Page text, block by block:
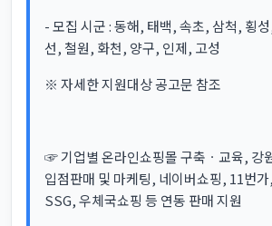
- 모집 시군 : 동해, 태백, 속초, 삼척, 횡
선, 철원, 화천, 양구, 인제, 고성
※ 자세한 지원대상 공고문 참조
☞ 기업별 온라인쇼핑몰 구축ㆍ교육, 강
입점판매 및 마케팅, 네이버쇼핑, 11번
SSG, 우체국쇼핑 등 연동 판매 지원